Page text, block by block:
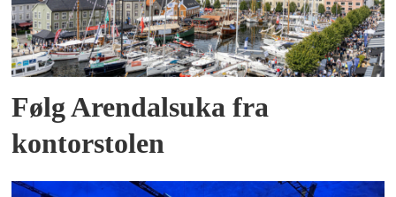
Følg Arendalsuka fra
kontorstolen